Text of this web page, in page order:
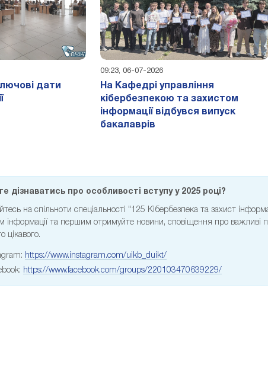
дати
09:23, 06-07-2026
На Кафедрі управління
кібербезпекою та захистом
інформації відбувся випуск
бакалаврів
дізнаватись про особливості вступу у 2025 році?
на спільноти спеціальності "125 Кібербезпека та захист
інформації та першим отримуйте новини, сповіщення про важливі
цікавого.
https://www.instagram.com/uikb_duikt/
https://www.facebook.com/groups/220103470639229/